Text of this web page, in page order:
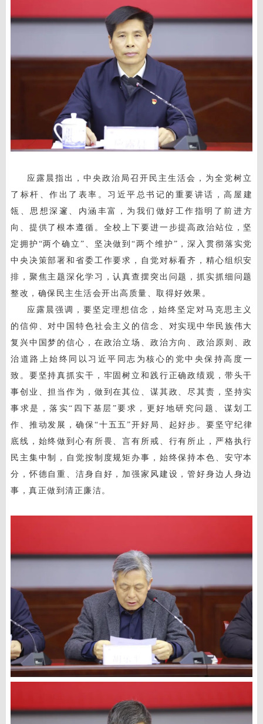
应露晨指出，中央政治局召开民主生活会，为全党树立
了标杆、作出了表率。习近平总书记的重要讲话，高屋建
瓴、思想深邃、内涵丰富，为我们做好工作指明了前进方
向、提供了根本遵循。全校上下要进一步提高政治站位，坚
定拥护“两个确立”、坚决做到“两个维护”，深入贯彻落实党
中央决策部署和省委工作要求，自觉对标看齐，精心组织安
排，聚焦主题深化学习，认真查摆突出问题，抓实抓细问题
整改，确保民主生活会开出高质量、取得好效果。
应露晨强调，要坚定理想信念，始终坚定对马克思主义
的信仰、对中国特色社会主义的信念、对实现中华民族伟大
复兴中国梦的信心，在政治立场、政治方向、政治原则、政
治道路上始终同以习近平同志为核心的党中央保持高度一
致。要坚持真抓实干，牢固树立和践行正确政绩观，带头干
事创业、担当作为，做到在其位、谋其政、尽其责，坚持实
事求是，落实“四下基层”要求，更好地研究问题、谋划工
作、推动发展，确保“十五五”开好局、起好步。要坚守纪律
底线，始终做到心有所畏、言有所戒、行有所止，严格执行
民主集中制，自觉按制度规矩办事，始终保持本色、安守本
分，怀德自重、洁身自好，加强家风建设，管好身边人身边
事，真正做到清正廉洁。